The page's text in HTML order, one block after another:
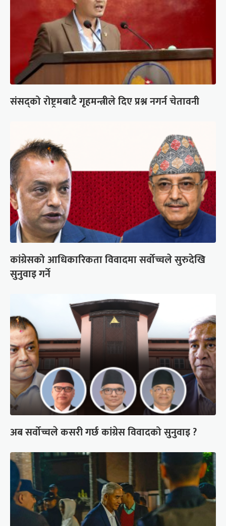
संसद्को रोष्ट्रमबाटै गृहमन्त्रीले दिए प्रश्न नगर्न चेतावनी
कांग्रेसको आधिकारिकता विवादमा सर्वोच्चले सुरुदेखि
सुनुवाइ गर्ने
अब सर्वोच्चले कसरी गर्छ कांग्रेस विवादको सुनुवाइ ?